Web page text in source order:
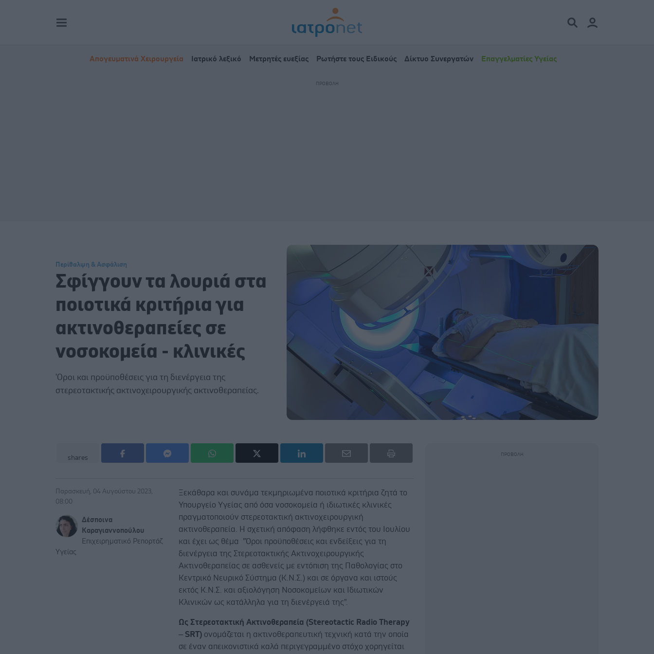
Απογευματινά Χειρουργεία Ιατρικό λεξικό Μετρητές ευεξίας Ρωτήστε τους Ειδικούς Δίκτυο Συνεργατών Επαγγελματίες Υγείας
Περίθαλψη & Ασφάλιση
Σφίγγουν τα λουριά στα
ποιοτικά κριτήρια για
ακτινοθεραπείες σε
νοσοκομεία - κλινικές
'Οροι και προϋποθέσεις για τη διενέργεια της
στερεοτακτικής ακτινοχειρουργικής ακτινοθεραπείας.
shares
Παρασκευή, 04 Αυγούστου 2023,
08:00
Δέσποινα
Καραγιαννοπούλου
Επιχειρηματικό Ρεπορτάζ
Υγείας
Ξεκάθαρα και συνάμα τεκμηριωμένα ποιοτικά κριτήρια ζητά το
Υπουργείο Υγείας από όσα νοσοκομεία ή ιδιωτικές κλινικές
πραγματοποιούν στερεοτακτική ακτινοχειρουργική
ακτινοθεραπεία. Η σχετική απόφαση λήφθηκε εντός του Ιουλίου
και έχει ως θέμα "Όροι προϋποθέσεις και ενδείξεις για τη
διενέργεια της Στερεοτακτικής Ακτινοχειρουργικής
Ακτινοθεραπείας σε ασθενείς με εντόπιση της Παθολογίας στο
Κεντρικό Νευρικό Σύστημα (Κ.Ν.Σ.) και σε όργανα και ιστούς
εκτός Κ.Ν.Σ. και αξιολόγηση Νοσοκομείων και Ιδιωτικών
Κλινικών ως κατάλληλα για τη διενέργειά της".
Ως Στερεοτακτική Ακτινοθεραπεία (Stereotactic Radio Therapy
– SRT) ονομάζεται η ακτινοθεραπευτική τεχνική κατά την οποία
σε έναν απεικονιστικά καλά περιγεγραμμένο στόχο χορηγείται